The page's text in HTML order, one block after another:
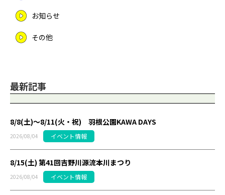
お知らせ
その他
最新記事
8/8(土)～8/11(火・祝) 羽根公園KAWA DAYS
2026/08/04 イベント情報
8/15(土) 第41回吉野川源流本川まつり
2026/08/04 イベント情報